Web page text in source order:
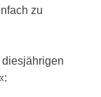
zu
diesjährigen